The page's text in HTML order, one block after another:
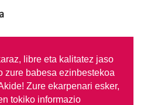
libre eta kalitatez jaso
zure babesa ezinbestekoa
Zure ekarpenari esker,
tokiko informazio